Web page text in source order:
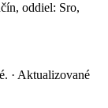
oddiel: Sro,
· Aktualizované